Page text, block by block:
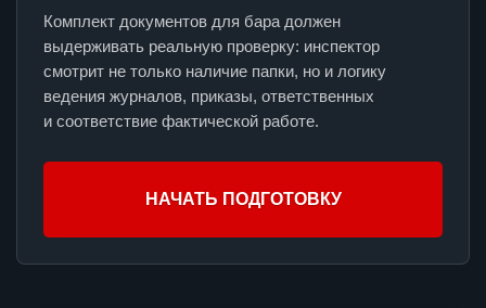
Комплект документов для бара должен
выдерживать реальную проверку: инспектор
смотрит не только наличие папки, но и логику
ведения журналов, приказы, ответственных
и соответствие фактической работе.
НАЧАТЬ ПОДГОТОВКУ